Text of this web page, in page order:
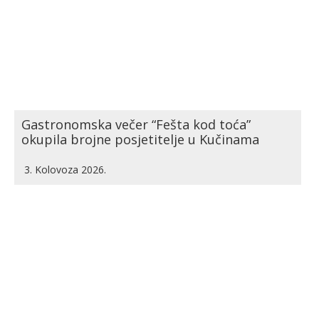
Gastronomska večer “Fešta kod toća”
okupila brojne posjetitelje u Kučinama
3. Kolovoza 2026.